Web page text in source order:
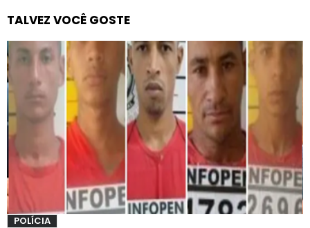
TALVEZ VOCÊ GOSTE
POLÍCIA